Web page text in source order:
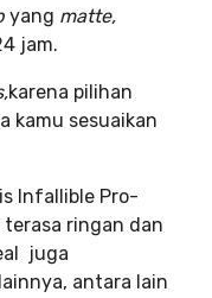
yang matte,
jam.
karena pilihan
kamu sesuaikan
Infallible Pro-
ringan dan
juga
antara lain